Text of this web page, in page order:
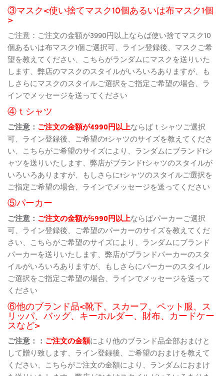
③マスク<使い捨てマスク10個あるいは布マスク1個
>
ご注意：ご注文の金額が3990円以上ならば使い捨てマスク10
個あるいは布マスク1個ご選択可、ライン登録後、マスクご希
望を教えてください、こちらがランダムにマスクを送りいた
します、弊店のマスクのスタイルがいろいろありますが、も
しさらにマスクのスタイルご選択をご指定ご希望の場合、ラ
インでメッセージを送ってください
④ｔシャツ
ご注意： ご注文の金額が4990円以上ならばｔシャツご選択
可、ライン登録後、ご希望のtシャツのサイズを教えてくださ
い、こちらがご希望のサイズにより、ランダムにブランドtシ
ャツを送りいたします、弊店がブランドtシャツのスタイルが
いろいろありますが、もしさらにtシャツのスタイルご選択を
ご指定ご希望の場合、ラインでメッセージを送ってください
⑤パーカー
ご注意： ご注文の金額が5990円以上ならばパーカーご選択
可、ライン登録後、ご希望のパーカーのサイズを教えてくだ
さい、こちらがご希望のサイズにより、ランダムにブランド
パーカーを送りいたします、弊店がブランドパーカーのスタ
イルがいろいろありますが、もしさらにパーカーのスタイル
ご選択をご指定ご希望の場合、ラインでメッセージを送って
ください
⑥他のブランド品<靴下、スカーフ、ペット服、ス
リッパ、バッグ、キーホルダー、財布、カードケー
スなど>
ご注意：： ご注文の金額により他のブランド品全部おまけと
して贈り致します、ライン登録後、ご希望のおまけを教えて
ください、こちらがご注文の金額により、ランダムにおまけ